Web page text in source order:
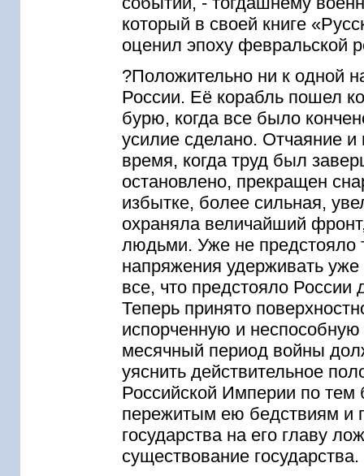
который в своей книге
оценил эпоху февральской
?Положительно ни к одной
России. Её корабль пошел
бурю, когда все было
усилие сделано. Отчаяние и
время, когда труд был
остановлено, прекращен
избытке, более сильная,
охраняла величайший
людьми. Уже не предстояло
напряжения удерживать
все, что предстояло
Теперь принято
испорченную и
месячный период войны
уяснить действительное
Российской Империи по
пережитым ею бедствиям и
государства на его главу
существование государства.